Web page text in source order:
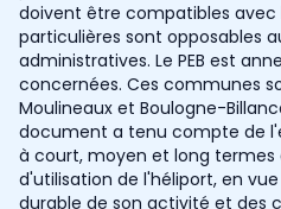
doivent être compatibles avec
particulières sont opposables
administratives. Le PEB est
concernées. Ces communes
Moulineaux et Boulogne-
document a tenu compte de
à court, moyen et long
d'utilisation de l'héliport, en
durable de son activité et des